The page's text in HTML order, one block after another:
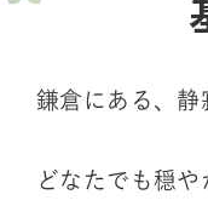
鎌倉にある、静
どなたでも穏